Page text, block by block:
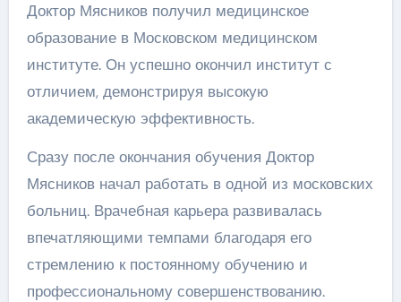
Доктор Мясников получил медицинское
образование в Московском медицинском
институте. Он успешно окончил институт с
отличием, демонстрируя высокую
академическую эффективность.
Сразу после окончания обучения Доктор
Мясников начал работать в одной из московских
больниц. Врачебная карьера развивалась
впечатляющими темпами благодаря его
стремлению к постоянному обучению и
профессиональному совершенствованию.